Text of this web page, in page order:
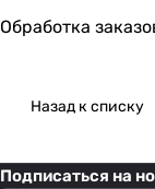
Обработка
Назад к списку
Подписаться на